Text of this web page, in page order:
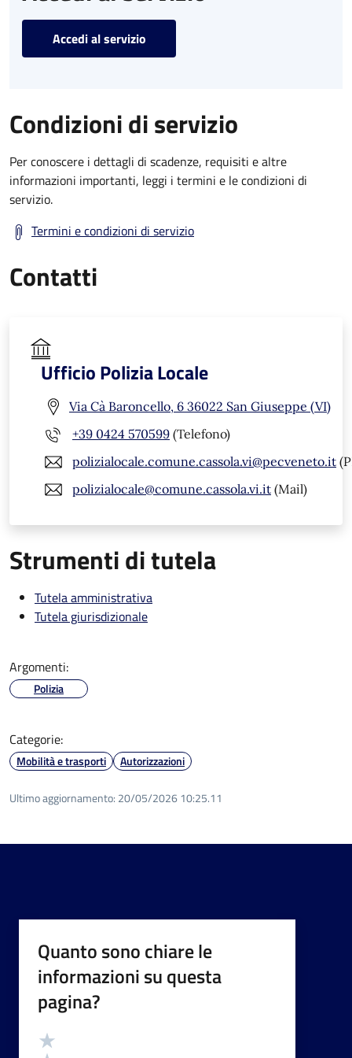
Accedi al servizio
Condizioni di servizio
Per conoscere i dettagli di scadenze, requisiti e altre
informazioni importanti, leggi i termini e le condizioni di
servizio.
Termini e condizioni di servizio
Contatti
Ufficio Polizia Locale
Via Cà Baroncello, 6 36022 San Giuseppe (VI)
+39 0424 570599 (Telefono)
polizialocale.comune.cassola.vi@pecveneto.it
polizialocale@comune.cassola.vi.it (Mail)
Strumenti di tutela
Tutela amministrativa
Tutela giurisdizionale
Argomenti:
Polizia
Categorie:
Mobilità e trasporti Autorizzazioni
Ultimo aggiornamento: 20/05/2026 10:25.11
Quanto sono chiare le
informazioni su questa
pagina?
Valutazione